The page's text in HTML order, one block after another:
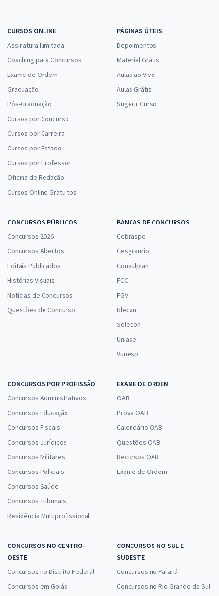
CURSOS ONLINE
Assinatura Ilimitada
Coaching para Concursos
Exame de Ordem
Graduação
Pós-Graduação
Cursos por Concurso
Cursos por Carreira
Cursos por Estado
Cursos por Professor
Oficina de Redação
Cursos Online Gratuitos
PÁGINAS ÚTEIS
Depoimentos
Material Grátis
Aulas ao Vivo
Aulas Grátis
Sugerir Curso
CONCURSOS PÚBLICOS
Concursos 2026
Concursos Abertos
Editais Publicados
Histórias Visuais
Notícias de Concursos
Questões de Concurso
BANCAS DE CONCURSOS
Cebraspe
Cesgranrio
Consulplan
FCC
FGV
Idecan
Selecon
Uniase
Vunesp
CONCURSOS POR PROFISSÃO
Concursos Administrativos
Concursos Educação
Concursos Fiscais
Concursos Jurídicos
Concursos Militares
Concursos Policiais
Concursos Saúde
Concursos Tribunais
Residência Multiprofissional
EXAME DE ORDEM
OAB
Prova OAB
Calendário OAB
Questões OAB
Recursos OAB
Exame de Ordem
CONCURSOS NO CENTRO-
OESTE
Concursos no Distrito Federal
Concursos em Goiás
CONCURSOS NO SUL E
SUDESTE
Concursos no Paraná
Concursos no Rio Grande do Sul